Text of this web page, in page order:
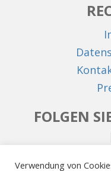
FOLGEN
Verwendung von